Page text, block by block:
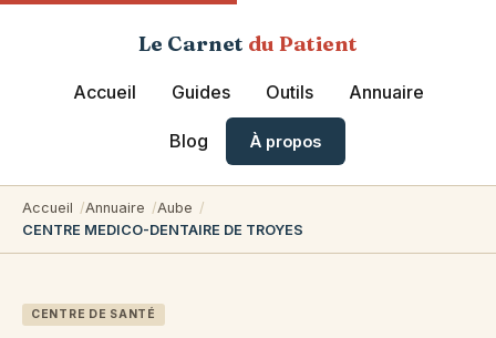
Le Carnet du Patient
Accueil Guides Outils Annuaire
Blog À propos
Accueil Annuaire
Aube
CENTRE MEDICO-DENTAIRE DE TROYES
CENTRE DE SANTÉ